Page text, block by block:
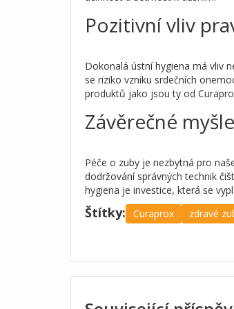
Pozitivní vliv
Dokonalá ústní hygiena má vliv
se riziko vzniku srdečních
produktů jako jsou ty od
Závěrečné
Péče o zuby je nezbytná pro
dodržování správných technik
hygiena je investice, která se
Štítky: Curaprox zdravé